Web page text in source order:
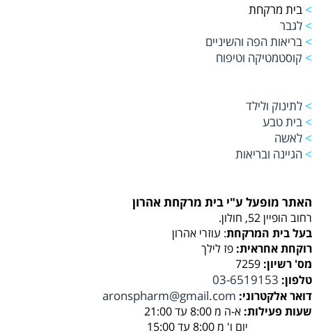
> בית מרקחת
> לגבר
> בריאות הפה והשיניים
> קוסטמטיקה וטיפוח
> לתינוק ולילד
> בית טבע
> לאשה
> הגיינה ובריאות
האתר מופעל ע"י בית מרקחת אהרון
רחוב הופיין 52, חולון.
בעל בית המרקחת: עוזרי אהרון
רוקחת אחראית: פז לילך
מס' רשיון: 7259
טלפון: 03-6519153
דואר אלקטרוני: aronspharm@gmail.com
שעות פעילות: א-ה מ 8:00 עד 21:00
יום ו' מ 8:00 עד 15:00